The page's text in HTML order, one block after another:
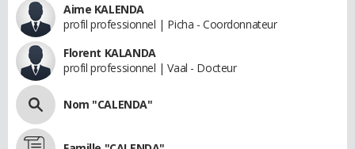
Aime KALENDA
profil professionnel | Picha - Coordonnateur
Florent KALANDA
profil professionnel | Vaal - Docteur
Nom "CALENDA"